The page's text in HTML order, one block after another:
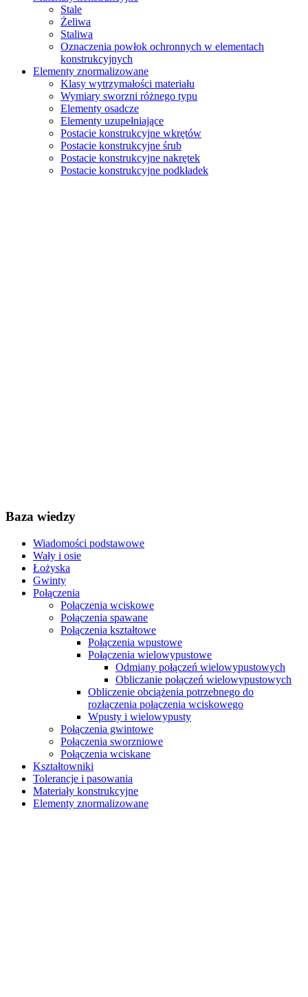
Stale
Żeliwa
Staliwa
Oznaczenia powłok ochronnych w elementach
konstrukcyjnych
Elementy znormalizowane
Klasy wytrzymałości materiału
Wymiary sworzni różnego typu
Elementy osadcze
Elementy uzupełniające
Postacie konstrukcyjne wkrętów
Postacie konstrukcyjne śrub
Postacie konstrukcyjne nakrętek
Postacie konstrukcyjne podkładek
Baza wiedzy
Wiadomości podstawowe
Wały i osie
Łożyska
Gwinty
Połączenia
Połączenia wciskowe
Połączenia spawane
Połączenia kształtowe
Połączenia wpustowe
Połączenia wielowypustowe
Odmiany połączeń wielowypustowych
Obliczanie połączeń wielowypustowych
Obliczenie obciążenia potrzebnego do
rozłączenia połączenia wciskowego
Wpusty i wielowypusty
Połączenia gwintowe
Połączenia sworzniowe
Połączenia wciskane
Kształtowniki
Tolerancje i pasowania
Materiały konstrukcyjne
Elementy znormalizowane